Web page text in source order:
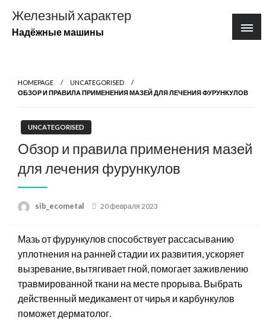
содержимому
Железный характер
Надёжные машины
HOMEPAGE
UNCATEGORISED
ОБЗОР И ПРАВИЛА ПРИМЕНЕНИЯ МАЗЕЙ ДЛЯ ЛЕЧЕНИЯ ФУРУНКУЛОВ
UNCATEGORISED
Обзор и правила применения мазей
для лечения фурункулов
sib_ecometal
Posted
20 февраля 2023
Мазь от фурункулов способствует рассасыванию
уплотнения на ранней стадии их развития, ускоряет
вызревание, вытягивает гной, помогает заживлению
травмированной ткани на месте прорыва. Выбрать
действенный медикамент от чирья и карбункулов
поможет дерматолог.